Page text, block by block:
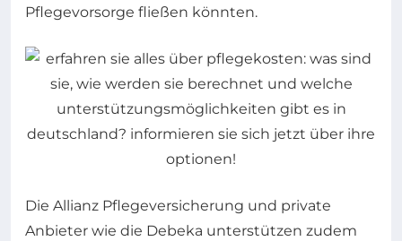
Pflegevorsorge fließen könnten.
Die Allianz Pflegeversicherung und private
Anbieter wie die Debeka unterstützen zudem